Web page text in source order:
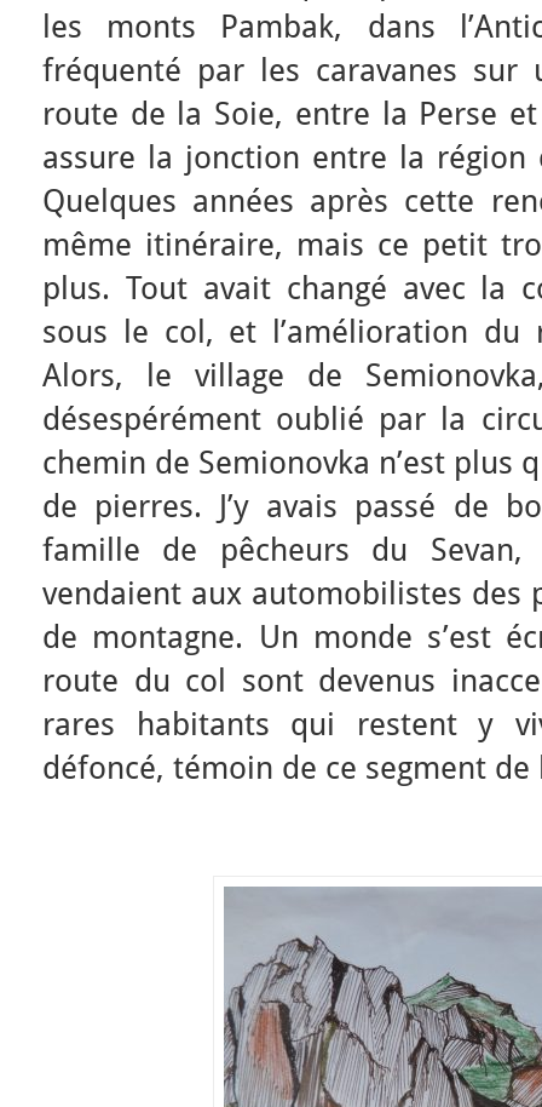
les monts Pambak, dans
fréquenté par les caravanes sur
route de la Soie, entre la Perse
assure la jonction entre la région
Quelques années après cette
même itinéraire, mais ce petit
plus. Tout avait changé avec la
sous le col, et l’amélioration du
Alors, le village de
désespérément oublié par la
chemin de Semionovka n’est plus
de pierres. J’y avais passé de
famille de pêcheurs du
vendaient aux automobilistes des
de montagne. Un monde s’est
route du col sont devenus
rares habitants qui restent y
défoncé, témoin de ce segment